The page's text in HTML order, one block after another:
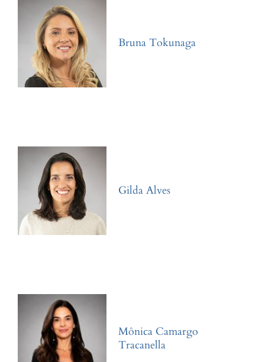
Bruna Tokunaga
Gilda Alves
Mônica Camargo
Tracanella